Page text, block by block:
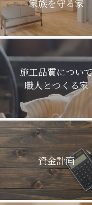
家族を守る家
施工品質につい
職人とつくる家
資金計画